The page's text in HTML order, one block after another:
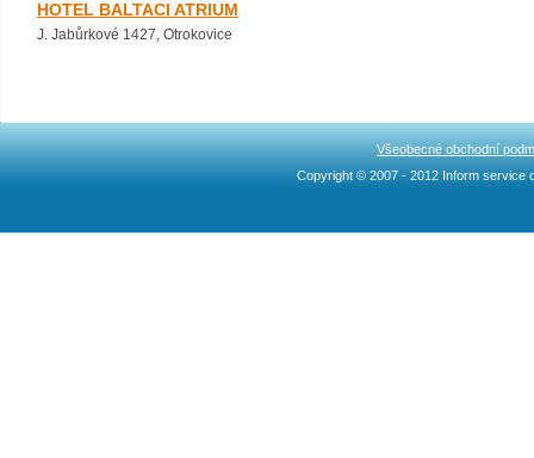
HOTEL BALTACI ATRIUM
J. Jabůrkové 1427, Otrokovice
Všeobecné obchodní
Copyright © 2007 - 2012 Inform service